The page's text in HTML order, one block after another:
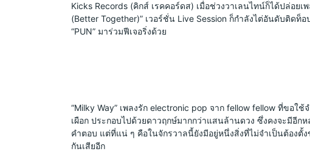
Kicks Records (คิกส์ เรคคอร์ดส) เมื่อช่วงวาเลนไทน์ก็ได้ปล่อย
(Better Together)” เวอร์ชั่น Live Session ก็กำลังไต่อันดับติด
“PUN” มาร่วมฟีเจอริ่งด้วย
“Milky Way” เพลงรัก electronic pop จาก fellow fellow ที่ขอใ
เผือก ประกอบไปด้วยดาวฤกษ์มากกว่าแสนล้านดวง ซึ่งคงจะมีอีก
คำตอบ แต่ที่แน่ ๆ คือในจักรวาลนี้ยังมีอยู่หนึ่งสิ่งที่ไม่จำเป็นต้องตั้
กันเสียอีก